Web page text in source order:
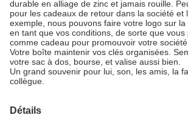
durable en alliage de zinc et jamais rouille.
pour les cadeaux de retour dans la société et
exemple, nous pouvons faire votre logo sur
en tant que vos conditions, de sorte que
comme cadeau pour promouvoir votre société.
Votre boîte maintenir vos clés organisées.
votre sac à dos, bourse, et valise aussi bien.
Un grand souvenir pour lui, son, les amis, la
collègue.
Détails